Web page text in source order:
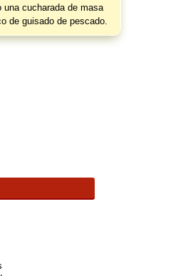
una cucharada de masa
de guisado de pescado.